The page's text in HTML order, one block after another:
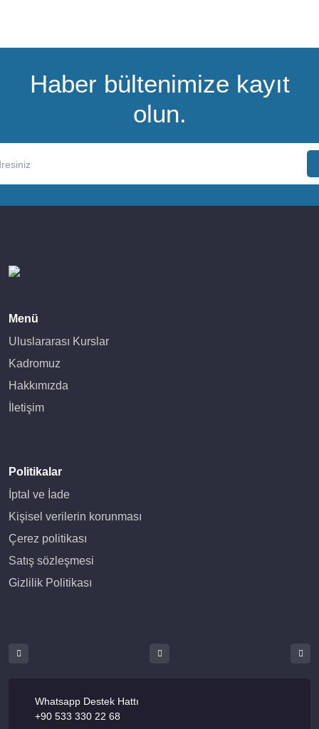
Haber bültenimize kayıt
olun.
Menü
Uluslararası Kurslar
Kadromuz
Hakkımızda
İletişim
Politikalar
İptal ve İade
Kişisel verilerin korunması
Çerez politikası
Satış sözleşmesi
Gizlilik Politikası
Whatsapp Destek Hattı
+90 533 330 22 68